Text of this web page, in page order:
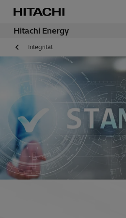
Hitachi Energy
Integrität